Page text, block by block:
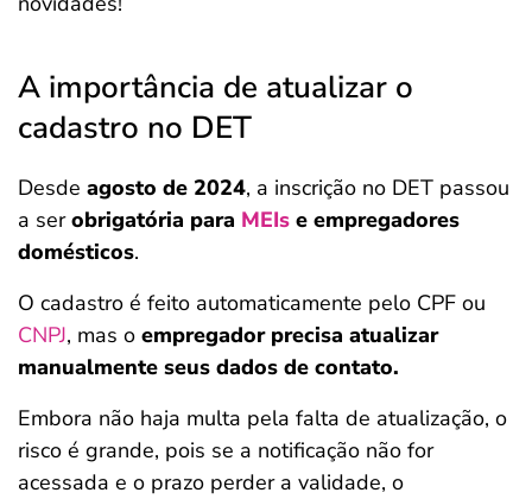
A importância de atualizar o
cadastro no DET
Desde agosto de 2024, a inscrição no DET passou
a serobrigatória para MEIs e empregadores
domésticos.
O cadastro é feito automaticamente pelo CPF ou
CNPJ, mas o empregador precisa atualizar
manualmente seus dados de contato.
Embora não haja multa pela falta de atualização, o
risco é grande, pois se a notificação não for
acessada e o prazo perder a validade, o